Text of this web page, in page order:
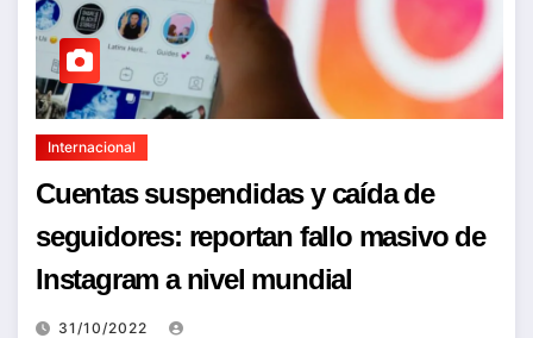
Internacional
Cuentas suspendidas y caída de
seguidores: reportan fallo masivo de
Instagram a nivel mundial
31/10/2022